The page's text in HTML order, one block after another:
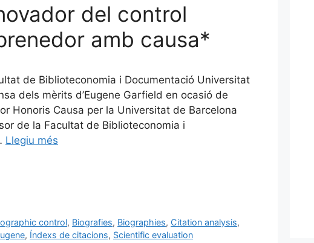
del control
amb causa*
de Biblioteconomia i Documentació Universitat
dels mèrits d’Eugene Garfield en ocasió de
Honoris Causa per la Universitat de Barcelona
de la Facultat de Biblioteconomia i
Llegiu més
control, Biografies, Biographies, Citation analysis,
, Índexs de citacions, Scientific evaluation